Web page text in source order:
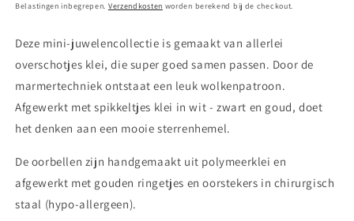
Belastingen inbegrepen. Verzendkosten worden berekend bij de checkout.
Deze mini-juwelencollectie is gemaakt van allerlei
overschotjes klei, die super goed samen passen. Door de
marmertechniek ontstaat een leuk wolkenpatroon.
Afgewerkt met spikkeltjes klei in wit - zwart en goud, doet
het denken aan een mooie sterrenhemel.
De oorbellen zijn handgemaakt uit polymeerklei en
afgewerkt met gouden ringetjes en oorstekers in chirurgisch
staal (hypo-allergeen).